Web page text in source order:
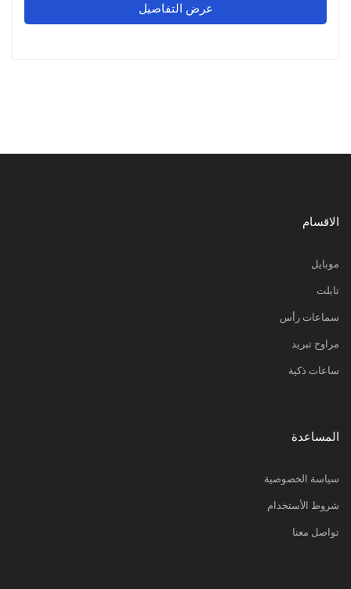
عرض التفاصيل
الاقسام
موبايل
تابلت
سماعات رأس
مراوح تبريد
ساعات ذكية
المساعدة
سياسة الخصوصية
شروط الأستخدام
تواصل معنا